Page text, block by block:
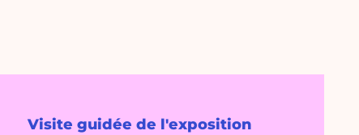
Visite guidée de l'exposition